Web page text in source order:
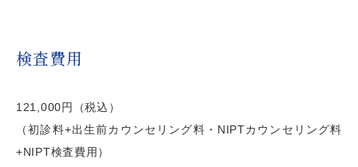
検査費用
121,000円（税込）
（初診料+出生前カウンセリング料・NIPTカウンセリング料
+NIPT検査費用）